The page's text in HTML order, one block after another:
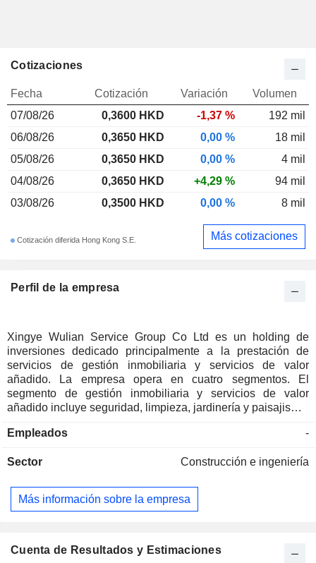
Perfil de la empresa
Xingye Wulian Service Group Co Ltd es un holding de
inversiones dedicado principalmente a la prestación de
servicios de gestión inmobiliaria y servicios de valor
añadido. La empresa opera en cuatro segmentos. El
segmento de gestión inmobiliaria y servicios de valor
añadido incluye seguridad, limpieza, jardinería y paisajismo,
mantenimiento de zonas comunes, así como servicios de
de zonas de uso exclusivo, la retirada de residuos de
segmento de servicios de ingeniería inmobiliaria incluye la
planificación, el diseño y la instalación de sistemas de
gestión de obras. El segmento de promoción inmobiliaria
Empleados -
Sector Construcción e ingeniería
Más información sobre la empresa
Cotizaciones
Fecha Cotización Variación
Volumen
07/08/26
0,3600 HKD -1,37 %
192 mil
06/08/26
0,3650 HKD 0,00 %
18 mil
05/08/26
0,3650 HKD 0,00 %
4 mil
04/08/26
0,3650 HKD +4,29 %
94 mil
03/08/26
0,3500 HKD 0,00 % 8 mil
Cotización diferida Hong Kong S.E. Más cotizaciones
Cuenta de Resultados y Estimaciones